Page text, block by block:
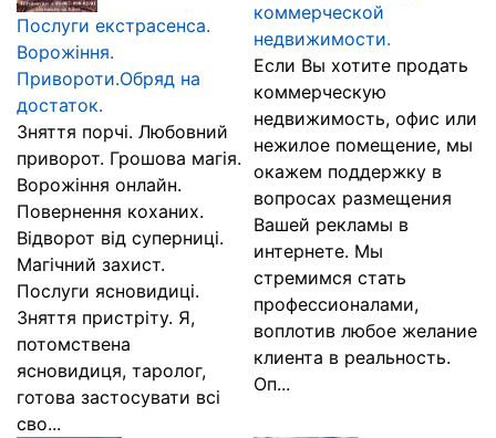
Послуги екстрасенса.
Ворожiння.
Привороти.Обряд на
достатoк.
Зняття порчі. Любовний
приворот. Грошова магія.
Ворожіння онлайн.
Повернення коханих.
Відворот від суперниці.
Магічний захист.
Послуги ясновидиці.
Зняття пристріту. Я,
потомствена
ясновидиця, таролог,
готова застосувати всі
сво...
коммерческой
недвижимости.
Если Вы хотите продать
коммерческую
недвижимость, офис или
нежилое помещение, мы
окажем поддержку в
вопросах размещения
Вашей рекламы в
интернете. Мы
стремимся стать
профессионалами,
воплотив любое желание
клиента в реальность.
Оп...